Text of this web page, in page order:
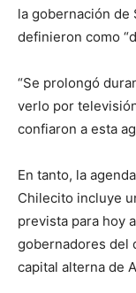
la gobernación de
definieron como
“Se prolongó
verlo por
confiaron a esta
En tanto, la
Chilecito incluye
prevista para hoy
gobernadores del
capital alterna de